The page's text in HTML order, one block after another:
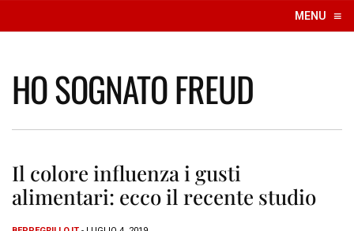
MENU ≡
☰
HO SOGNATO FREUD
Il colore influenza i gusti
alimentari: ecco il recente studio